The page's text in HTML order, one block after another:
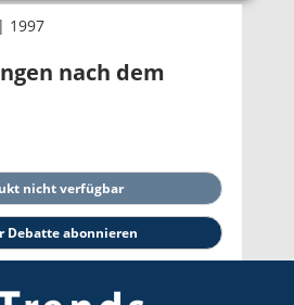
1997
nach dem
Debatte abonnieren